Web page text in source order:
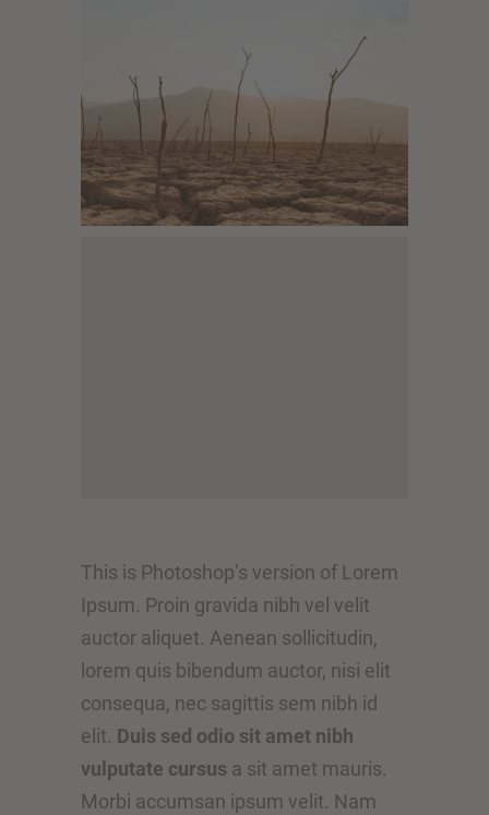
This is Photoshop’s version of Lorem
Ipsum. Proin gravida nibh vel velit
auctor aliquet. Aenean sollicitudin,
lorem quis bibendum auctor, nisi elit
consequa, nec sagittis sem nibh id
elit. Duis sed odio sit amet nibh
vulputate cursus a sit amet mauris.
Morbi accumsan ipsum velit. Nam